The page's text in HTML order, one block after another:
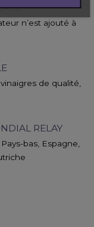
n’est ajouté à
de qualité,
RELAY
bas, Espagne,